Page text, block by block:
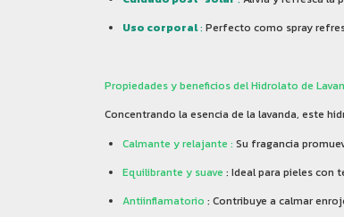
Uso corporal: Perfecto como spray
Propiedades y beneficios del Hidrolato de
Concentrando la esencia de la lavanda, este
Calmante y relajante : Su fragancia
Equilibrante y suave : Ideal para pieles con
Antiinflamatorio : Contribuye a calmar